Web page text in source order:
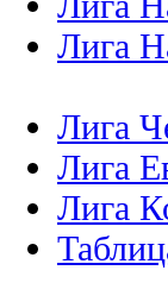
Лига
Лига
Лига
Лига